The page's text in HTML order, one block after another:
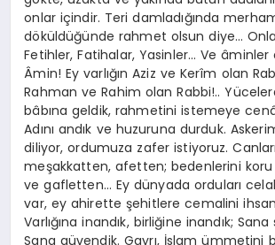
onlar içindir. Teri damladığında
döküldüğünde rahmet olsun diye…
Fetihler, Fatihalar, Yasinler… Ve
Âmin! Ey varlığın Aziz ve Kerîm olan
Rahman ve Rahim olan Rabbi!..
bâbına geldik, rahmetini istemeye
Adını andık ve huzuruna durduk.
diliyor, ordumuza zafer istiyoruz.
meşakkatten, afetten; bedenlerini
ve gafletten… Ey dünyada orduları
var, ey ahirette şehitlere cemalini ihsan
Varlığına inandık, birliğine inandık; Sana
Sana güvendik. Gayrı, İslam ümmetini